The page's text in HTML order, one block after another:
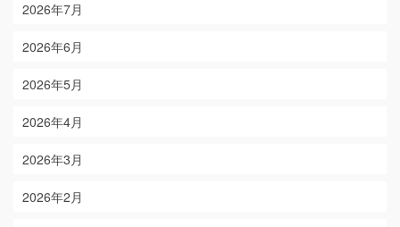
2026年7月
2026年6月
2026年5月
2026年4月
2026年3月
2026年2月